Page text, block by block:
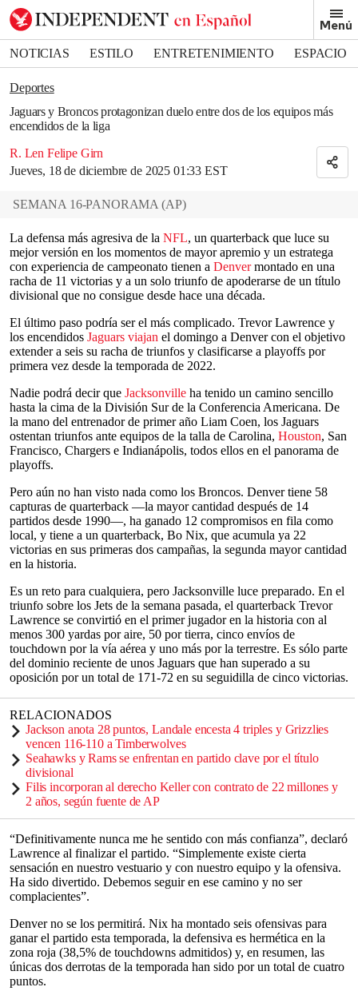
Menú
NOTICIAS ESTILO ENTRETENIMIENTO
ESPACIO
DEPORTES
Deportes
Jaguars y Broncos protagonizan duelo entre dos de los equipos más
encendidos de la liga
R. Len Felipe Girn
Jueves, 18 de diciembre de 2025 01:33 EST
Bookmark popover
Removed from bookmarks
Close popover
SEMANA 16-PANORAMA (AP)
La defensa más agresiva de la NFL, un quarterback que luce su
mejor versión en los momentos de mayor apremio y un estratega
con experiencia de campeonato tienen a Denvermontado en una
racha de 11 victorias y a un solo triunfo de apoderarse de un título
divisional que no consigue desde hace una década.
El último paso podría ser el más complicado. Trevor Lawrence y
los encendidos Jaguars viajan el domingo a Denver con el objetivo
extender a seis su racha de triunfos y clasificarse a playoffs por
primera vez desde la temporada de 2022.
Nadie podrá decir que Jacksonville ha tenido un camino sencillo
hasta la cima de la División Sur de la Conferencia Americana. De
la mano del entrenador de primer año Liam Coen, los Jaguars
ostentan triunfos ante equipos de la talla de Carolina, Houston, San
Francisco, Chargers e Indianápolis, todos ellos en el panorama de
playoffs.
Pero aún no han visto nada como los Broncos. Denver tiene 58
capturas de quarterback —la mayor cantidad después de 14
partidos desde 1990—, ha ganado 12 compromisos en fila como
local, y tiene a un quarterback, Bo Nix, que acumula ya 22
victorias en sus primeras dos campañas, la segunda mayor cantidad
en la historia.
Es un reto para cualquiera, pero Jacksonville luce preparado. En el
triunfo sobre los Jets de la semana pasada, el quarterback Trevor
Lawrence se convirtió en el primer jugador en la historia con al
menos 300 yardas por aire, 50 por tierra, cinco envíos de
touchdown por la vía aérea y uno más por la terrestre. Es sólo parte
del dominio reciente de unos Jaguars que han superado a su
oposición por un total de 171-72 en su seguidilla de cinco victorias.
RELACIONADOS
Jackson anota 28 puntos, Landale encesta 4 triples y Grizzlies
vencen 116-110 a Timberwolves
Seahawks y Rams se enfrentan en partido clave por el título
divisional
Filis incorporan al derecho Keller con contrato de 22 millones y
2 años, según fuente de AP
“Definitivamente nunca me he sentido con más confianza”, declaró
Lawrence al finalizar el partido. “Simplemente existe cierta
sensación en nuestro vestuario y con nuestro equipo y la ofensiva.
Ha sido divertido. Debemos seguir en ese camino y no ser
complacientes”.
Denver no se los permitirá. Nix ha montado seis ofensivas para
ganar el partido esta temporada, la defensiva es hermética en la
zona roja (38,5% de touchdowns admitidos) y, en resumen, las
únicas dos derrotas de la temporada han sido por un total de cuatro
puntos.